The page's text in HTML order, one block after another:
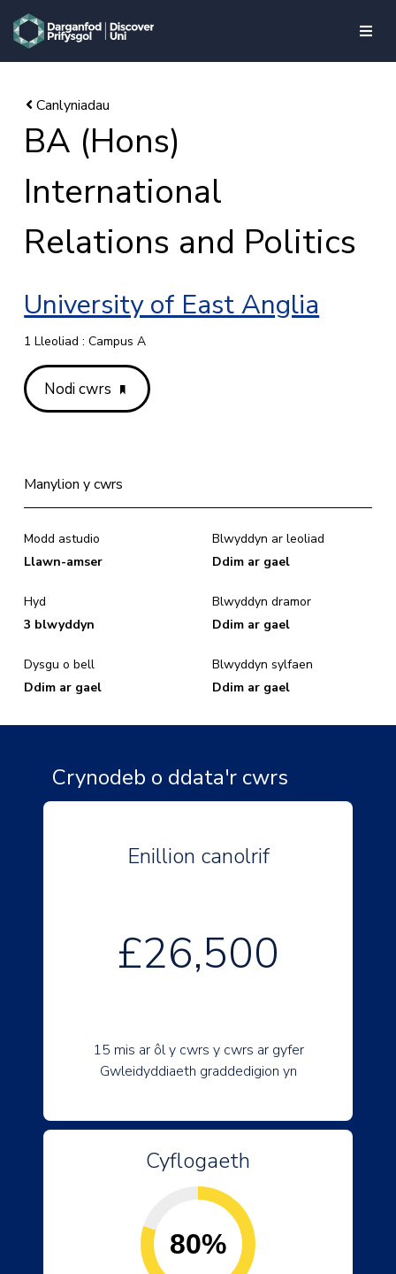
skip to main content
BA (Hons)
International
Relations and Politics
University of East Anglia
1 Lleoliad : Campus A
Nodi cwrs
Manylion y cwrs
Modd astudio
Llawn-amser
Hyd
3 blwyddyn
Dysgu o bell
Ddim ar gael
Blwyddyn ar leoliad
Ddim ar gael
Blwyddyn dramor
Ddim ar gael
Blwyddyn sylfaen
Ddim ar gael
Crynodeb o ddata'r cwrs
Enillion canolrif
£26,500
15 mis ar ôl y cwrs y cwrs ar gyfer
Gwleidyddiaeth graddedigion yn
Cyflogaeth
80%